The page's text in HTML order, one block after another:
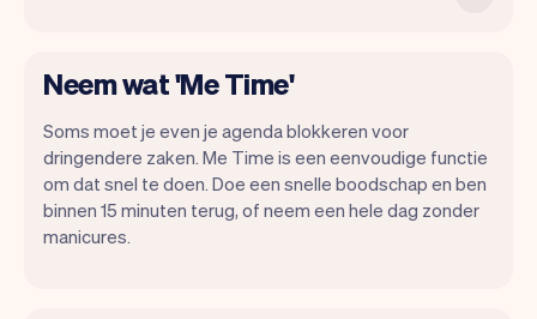
Neem wat 'Me Time'
Soms moet je even je agenda blokkeren voor
dringendere zaken. Me Time is een eenvoudige functie
om dat snel te doen. Doe een snelle boodschap en ben
binnen 15 minuten terug, of neem een hele dag zonder
manicures.